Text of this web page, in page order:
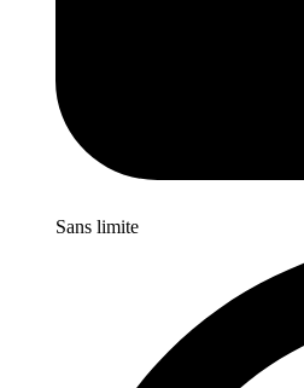
Sans limite